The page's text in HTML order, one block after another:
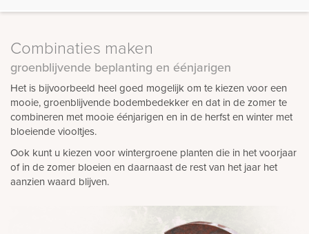
Combinaties maken
groenblijvende beplanting en éénjarigen
Het is bijvoorbeeld heel goed mogelijk om te kiezen voor een
mooie, groenblijvende bodembedekker en dat in de zomer te
combineren met mooie éénjarigen en in de herfst en winter met
bloeiende viooltjes.
Ook kunt u kiezen voor wintergroene planten die in het voorjaar
of in de zomer bloeien en daarnaast de rest van het jaar het
aanzien waard blijven.